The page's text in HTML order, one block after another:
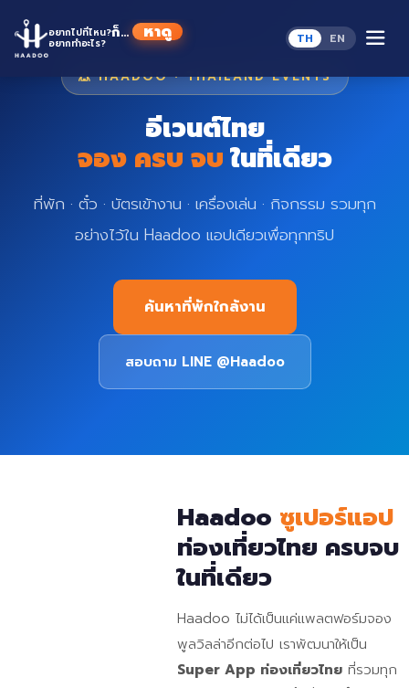
content
อยากไปที่ไหน?
อยากทำอะไร?
ก็... H TH EN
🎪 HAADOO · THAILAND EVENTS
อีเวนต์ไทย
จอง ครบ จบในที่เดียว
ที่พัก · ตั๋ว · บัตรเข้างาน · เครื่องเล่น · กิจกรรม รวมทุก
อย่างไว้ใน Haadoo แอปเดียวเพื่อทุกทริป
ค้นหาที่พักใกล้งาน
สอบถาม LINE @Haadoo
Haadoo ซูเปอร์แอป
ท่องเที่ยวไทย ครบจบ
ในที่เดียว
Haadoo ไม่ได้เป็นแค่แพลตฟอร์มจอง
พูลวิลล่าอีกต่อไป เราพัฒนาให้เป็น
Super App ท่องเที่ยวไทย ที่รวมทุก